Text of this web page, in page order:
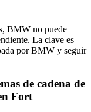
BMW no puede
La clave es
por BMW y seguir
de cadena de
Fort